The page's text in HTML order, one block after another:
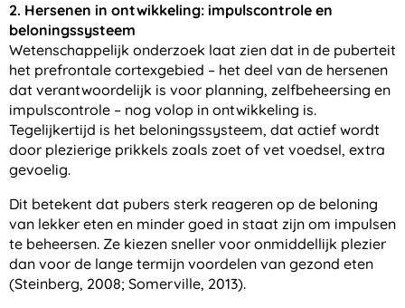
2. Hersenen in ontwikkeling: impulscontrole en
beloningssysteem
Wetenschappelijk onderzoek laat zien dat in de puberteit
het prefrontale cortexgebied – het deel van de hersenen
dat verantwoordelijk is voor planning, zelfbeheersing en
impulscontrole – nog volop in ontwikkeling is.
Tegelijkertijd is het beloningssysteem, dat actief wordt
door plezierige prikkels zoals zoet of vet voedsel, extra
gevoelig.
Dit betekent dat pubers sterk reageren op de beloning
van lekker eten en minder goed in staat zijn om impulsen
te beheersen. Ze kiezen sneller voor onmiddellijk plezier
dan voor de lange termijn voordelen van gezond eten
(Steinberg, 2008; Somerville, 2013).